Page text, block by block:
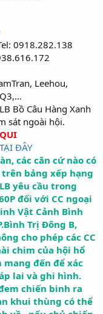
0918.282.138
Leehou,
Bồ Câu Hàng Xanh
sát ngoài hội.
TẠI ĐÂY
các căn cứ nào có
bảng xếp hạng
yêu cầu trong
đối với CC ngoại
Vật Cảnh Bình
Trị Đông B,
cho phép các CC
chim của hội hổ
đến để xác
lai và ghi hình.
chiến binh ra
khui thùng có thể